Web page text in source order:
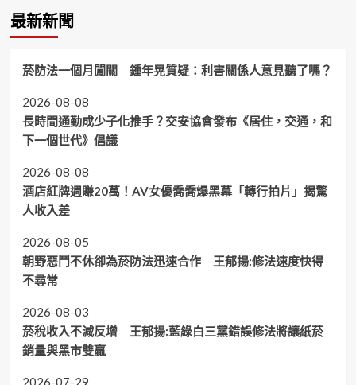
最新新聞
菸防法一個月闖關 鍾年晃質疑：利害關係人意見聽了嗎？
2026-08-08
長時間通勤成少子化推手？交安協會發布《居住，交通，和
下一個世代》倡議
2026-08-08
酒店紅牌週賺20萬！AV女優喬喬爆黑幕「轉行拍片」揭驚
人收入差
2026-08-05
朝野惡鬥不休卻為菸防法迅速合作 王郁揚:修法速度快得
不尋常
2026-08-03
菸稅收入不減反增 王郁揚:藍綠白三黨錯誤修法將讓紙菸
銷量與黑市雙贏
2026-07-29